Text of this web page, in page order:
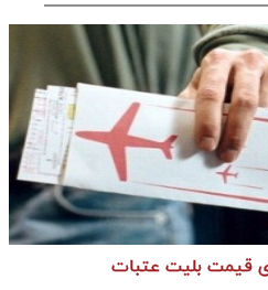
قیمت بلیت عتبات